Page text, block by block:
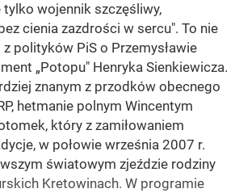
wojennik szczęśliwy,
cienia zazdrości w sercu". To nie
polityków PiS o Przemysławie
„Potopu" Henryka Sienkiewicza.
znanym z przodków obecnego
hetmanie polnym Wincentym
który z zamiłowaniem
w połowie września 2007 r.
światowym zjeździe rodziny
Kretowinach. W programie